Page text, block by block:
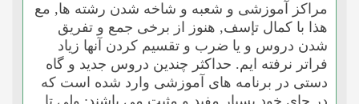
مراکز آموزشى و شعبه و شاخه شدن رشته ها, مع
هذا با کمال تإسف, هنوز از برخى جمع و تفریق
شدن دروس و یا ضرب و تقسیم کردن آنها زیاد
فراتر نرفته ایم. حداکثر چندین دروس جدید و گاه
دستى در برنامه هاى آموزشى وارد شده است که
در جاى خود بسیار مفید و مثبت مى باشند; ولى تا